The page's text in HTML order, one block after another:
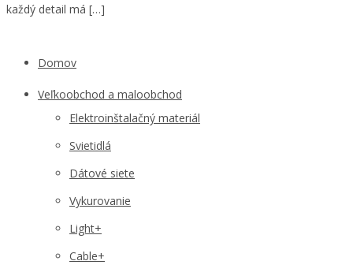
každý detail má […]
Domov
Veľkoobchod a maloobchod
Elektroinštalačný materiál
Svietidlá
Dátové siete
Vykurovanie
Light+
Cable+